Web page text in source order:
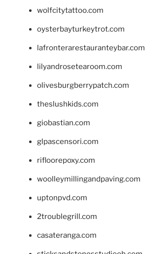
wolfcitytattoo.com
oysterbayturkeytrot.com
lafronterarestauranteybar.com
lilyandrosetearoom.com
olivesburgberrypatch.com
theslushkids.com
giobastian.com
glpascensori.com
rifloorepoxy.com
woolleymillingandpaving.com
uptonpvd.com
2troublegrill.com
casateranga.com